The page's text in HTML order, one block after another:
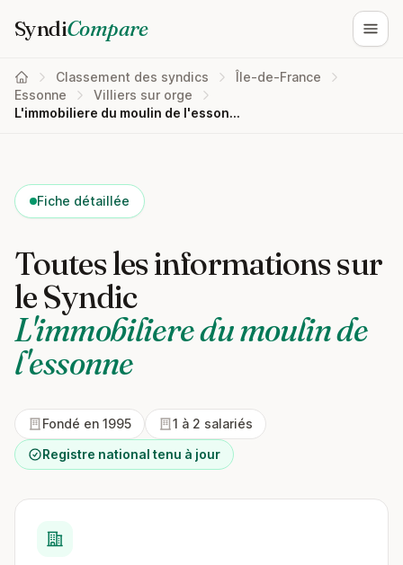
SyndiCompare
Classement des syndics
Île-de-France
Essonne
Villiers sur orge
L'immobiliere du moulin de l'essonne
Fiche détaillée
Toutes les informations sur
le Syndic
L'immobiliere du moulin de
l'essonne
Fondé en 1995
1 à 2 salariés
Registre national tenu à jour